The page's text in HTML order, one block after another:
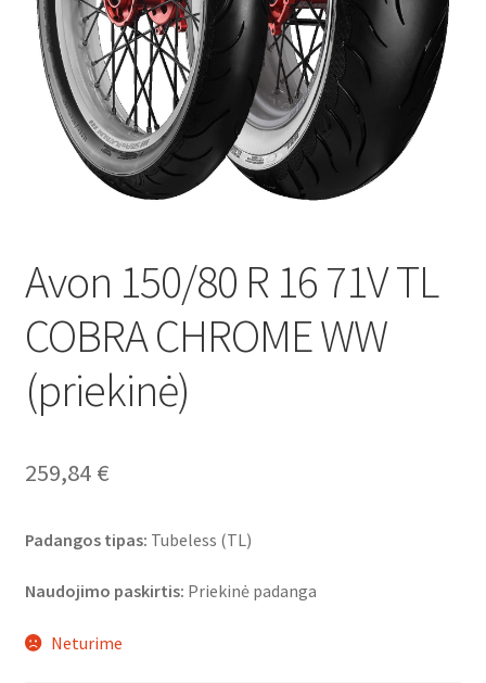
Avon 150/80 R 16 71V TL
COBRA CHROME WW
(priekinė)
259,84 €
Padangos tipas: Tubeless (TL)
Naudojimo paskirtis: Priekinė padanga
Neturime